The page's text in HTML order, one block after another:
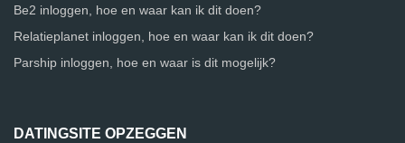
Be2 inloggen, hoe en waar kan ik dit doen?
Relatieplanet inloggen, hoe en waar kan ik dit doen?
Parship inloggen, hoe en waar is dit mogelijk?
DATINGSITE OPZEGGEN